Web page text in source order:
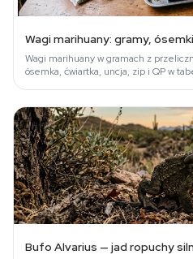
Wagi marihuany: gramy,
Wagi marihuany w gramach z
ósemka, ćwiartka, uncja, zip i QP w
Bufo Alvarius — jad ropuchy